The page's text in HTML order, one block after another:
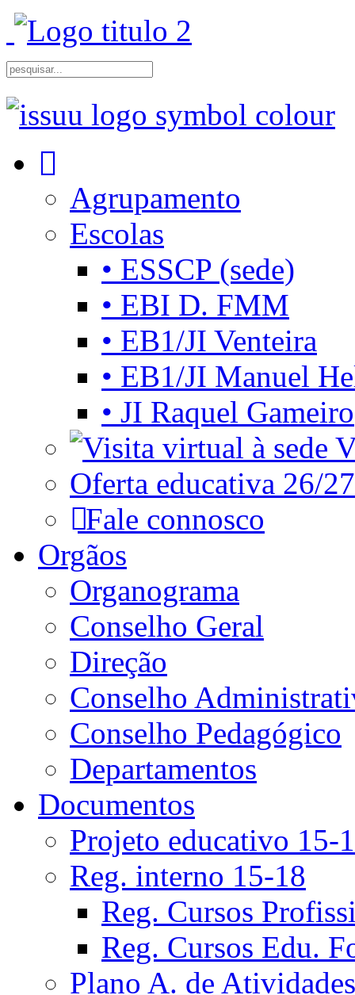
Agrupamento
Escolas
• ESSCP (sede)
• EBI D. FMM
• EB1/JI Venteira
• EB1/JI Manuel
• JI Raquel Gameiro
Oferta educativa 26/27
Fale connosco
Orgãos
Organograma
Conselho Geral
Direção
Conselho
Conselho Pedagógico
Departamentos
Documentos
Projeto educativo 15-
Reg. interno 15-18
Reg. Cursos
Reg. Cursos Edu.
Plano A. de Atividades